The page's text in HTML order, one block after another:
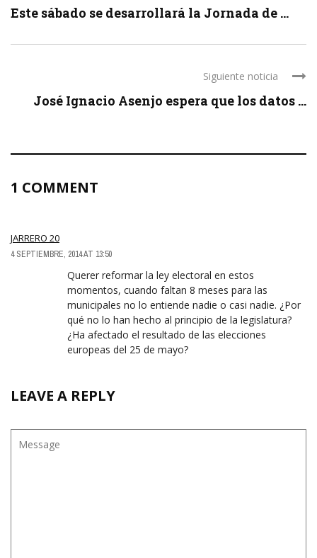
Este sábado se desarrollará la Jornada de ...
Siguiente noticia
José Ignacio Asenjo espera que los datos ...
1 COMMENT
JARRERO 20
4 SEPTIEMBRE, 2014 AT 13:50
Querer reformar la ley electoral en estos
momentos, cuando faltan 8 meses para las
municipales no lo entiende nadie o casi nadie. ¿Por
qué no lo han hecho al principio de la legislatura?
¿Ha afectado el resultado de las elecciones
europeas del 25 de mayo?
LEAVE A REPLY